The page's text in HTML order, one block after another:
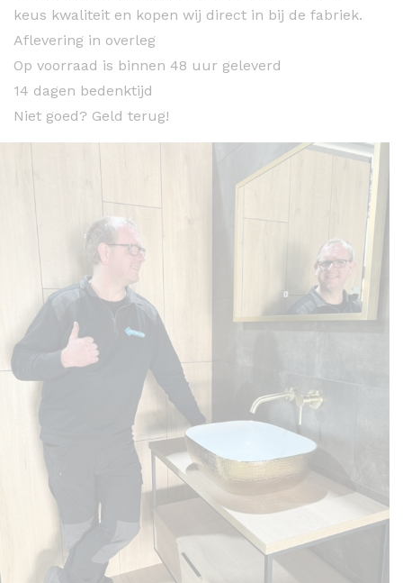
keus kwaliteit en kopen wij direct in bij de fabriek.
Aflevering in overleg
Op voorraad is binnen 48 uur geleverd
14 dagen bedenktijd
Niet goed? Geld terug!